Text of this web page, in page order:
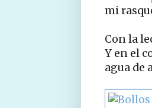
mi
Con la
Y en el
agua de